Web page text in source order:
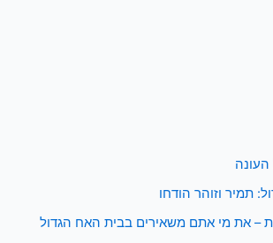
תמיר וזוהר הודחו
את מי אתם משאירים בבית האח הגדול